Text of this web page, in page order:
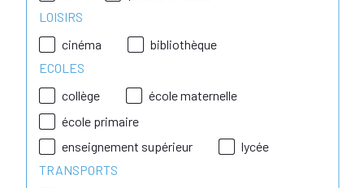
LOISIRS
cinéma
bibliothèque
ECOLES
collège
école maternelle
école primaire
enseignement supérieur
lycée
TRANSPORTS